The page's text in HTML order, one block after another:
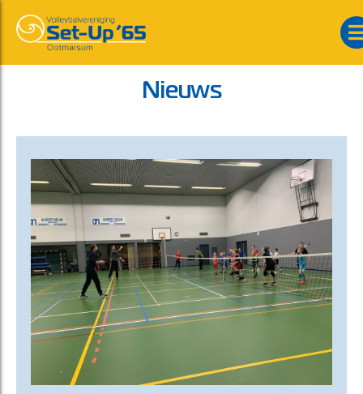
Nieuws